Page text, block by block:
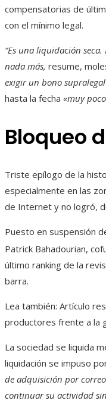
compensatorias de
con el mínimo legal.
“Es una liquidación
nada más, resume,
exigir un bono
hasta la fecha «muy
Bloqueo
Triste epílogo de la
especialmente en las
de Internet y no logró,
Puesto en suspensión
Patrick Bahadourian,
último ranking de la
barra.
Lea también: Artículo
productores frente a la
La sociedad se liquida
liquidación se impuso
de adquisición por
continuar su actividad